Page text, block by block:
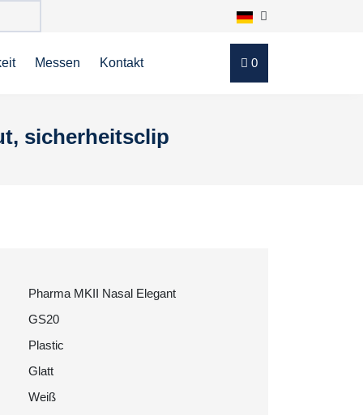
Messen Kontakt 0
sicherheitsclip
Pharma MKII Nasal Elegant
GS20
Plastic
Glatt
Weiß